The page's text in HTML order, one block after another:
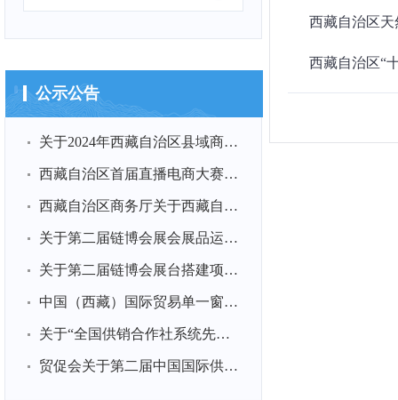
公示公告
关于2024年西藏自治区县域商业体系建设 绩效评价项目公开比选...
西藏自治区首届直播电商大赛报名火爆进行中！
西藏自治区商务厅关于西藏自治区首届直播电商大赛决赛项目公...
关于第二届链博会展会展品运输项目采购比选结果的公示
关于第二届链博会展台搭建项目采购比选结果的公示
中国（西藏）国际贸易单一窗口等保、密码、软件 测评和工程审...
关于“全国供销合作社系统先进集体”和 “全国供销合作社系统...
贸促会关于第二届中国国际供应链促进 博览会展台搭建公开比选...
西藏自治区天
西藏自治区“